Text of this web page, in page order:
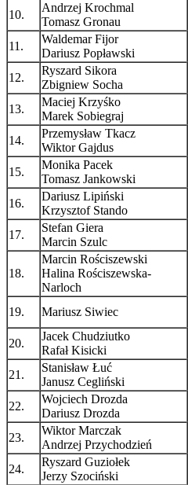
10.
Andrzej Krochmal
Tomasz Gronau
11.
Waldemar Fijor
Dariusz Popławski
12.
Ryszard Sikora
Zbigniew Socha
13.
Maciej Krzyśko
Marek Sobiegraj
14.
Przemysław Tkacz
Wiktor Gajdus
15.
Monika Pacek
Tomasz Jankowski
16.
Dariusz Lipiński
Krzysztof Stando
17.
Stefan Giera
Marcin Szulc
18.
Marcin Rościszewski
Halina Rościszewska-
Narloch
19. Mariusz Siwiec
20.
Jacek Chudziutko
Rafał Kisicki
21.
Stanisław Łuć
Janusz Cegliński
22.
Wojciech Drozda
Dariusz Drozda
23.
Wiktor Marczak
Andrzej Przychodzień
24.
Ryszard Guziołek
Jerzy Szociński